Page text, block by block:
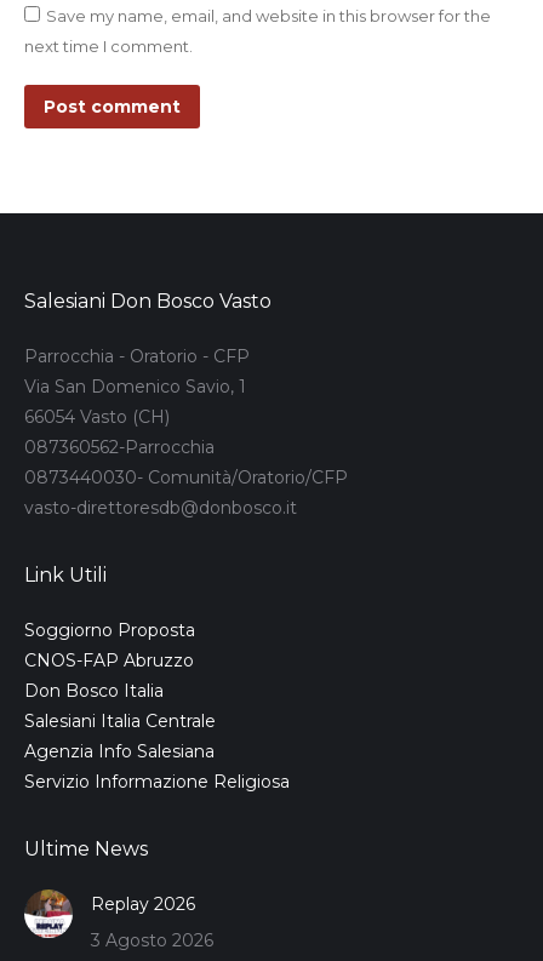
Save my name, email, and website in this browser for the
next time I comment.
Post comment
Salesiani Don Bosco Vasto
Parrocchia - Oratorio - CFP
Via San Domenico Savio, 1
66054 Vasto (CH)
087360562-Parrocchia
0873440030- Comunità/Oratorio/CFP
vasto-direttoresdb@donbosco.it
Link Utili
Soggiorno Proposta
CNOS-FAP Abruzzo
Don Bosco Italia
Salesiani Italia Centrale
Agenzia Info Salesiana
Servizio Informazione Religiosa
Ultime News
Replay 2026
3 Agosto 2026